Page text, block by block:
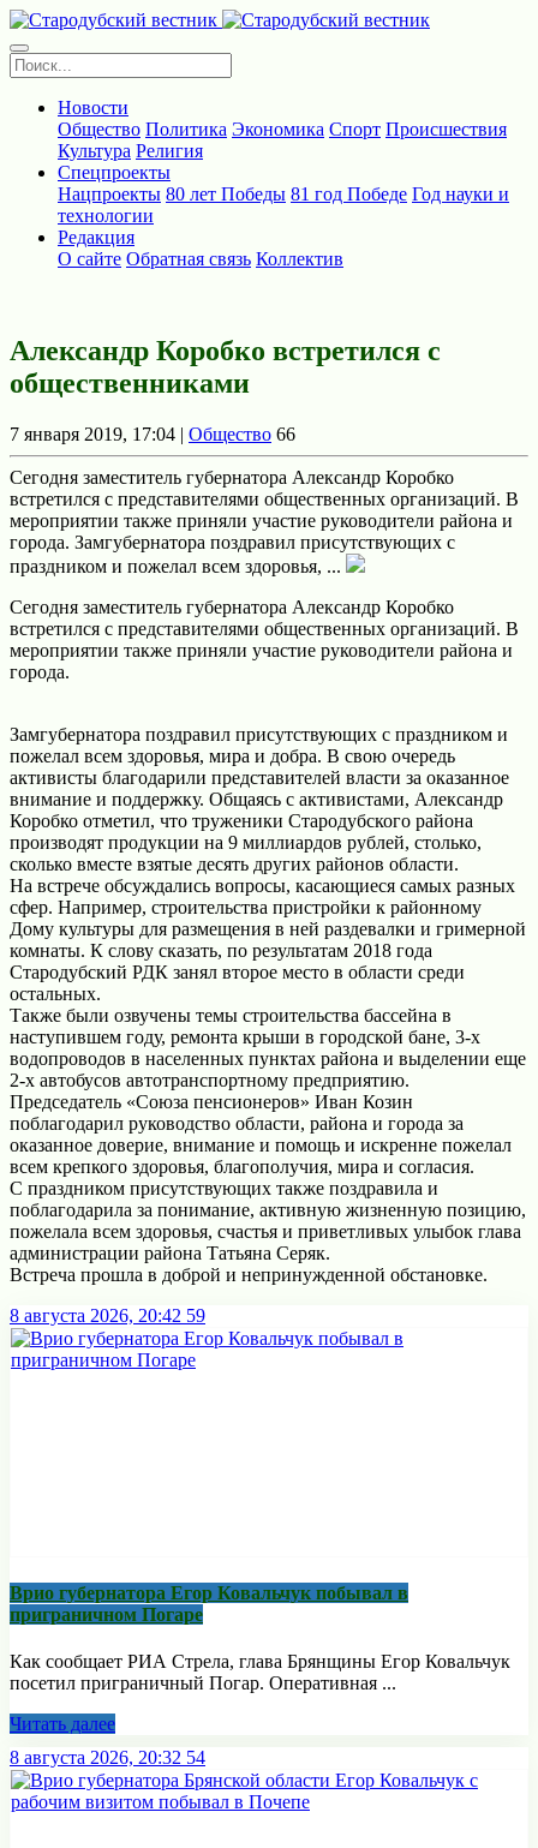
Новости
Общество Политика Экономика Спорт Происшествия
Культура Религия
Спецпроекты
Нацпроекты 80 лет Победы 81 год Победе Год науки и
технологии
Редакция
О сайте Обратная связь Коллектив
Александр Коробко встретился с
общественниками
7 января 2019, 17:04 | Общество 66
Сегодня заместитель губернатора Александр Коробко
встретился с представителями общественных организаций. В
мероприятии также приняли участие руководители района и
города. Замгубернатора поздравил присутствующих с
праздником и пожелал всем здоровья, ...
Сегодня заместитель губернатора Александр Коробко
встретился с представителями общественных организаций. В
мероприятии также приняли участие руководители района и
города.
Замгубернатора поздравил присутствующих с праздником и
пожелал всем здоровья, мира и добра. В свою очередь
активисты благодарили представителей власти за оказанное
внимание и поддержку. Общаясь с активистами, Александр
Коробко отметил, что труженики Стародубского района
производят продукции на 9 миллиардов рублей, столько,
сколько вместе взятые десять других районов области.
На встрече обсуждались вопросы, касающиеся самых разных
сфер. Например, строительства пристройки к районному
Дому культуры для размещения в ней раздевалки и гримерной
комнаты. К слову сказать, по результатам 2018 года
Стародубский РДК занял второе место в области среди
остальных.
Также были озвучены темы строительства бассейна в
наступившем году, ремонта крыши в городской бане, 3-х
водопроводов в населенных пунктах района и выделении еще
2-х автобусов автотранспортному предприятию.
Председатель «Союза пенсионеров» Иван Козин
поблагодарил руководство области, района и города за
оказанное доверие, внимание и помощь и искренне пожелал
всем крепкого здоровья, благополучия, мира и согласия.
С праздником присутствующих также поздравила и
поблагодарила за понимание, активную жизненную позицию,
пожелала всем здоровья, счастья и приветливых улыбок глава
администрации района Татьяна Серяк.
Встреча прошла в доброй и непринужденной обстановке.
8 августа 2026, 20:42 59
Врио губернатора Егор Ковальчук побывал в
приграничном Погаре
Как сообщает РИА Стрела, глава Брянщины Егор Ковальчук
посетил приграничный Погар. Оперативная ...
Читать далее
8 августа 2026, 20:32 54